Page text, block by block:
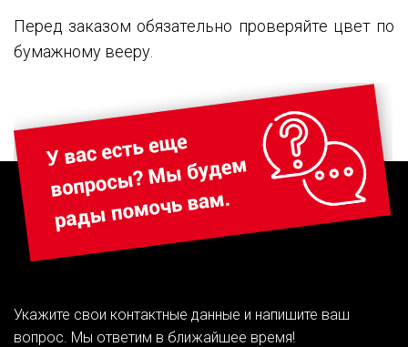
Перед заказом обязательно проверяйте цвет по
бумажному вееру.
Укажите свои контактные данные и напишите ваш
вопрос. Мы ответим в ближайшее время!